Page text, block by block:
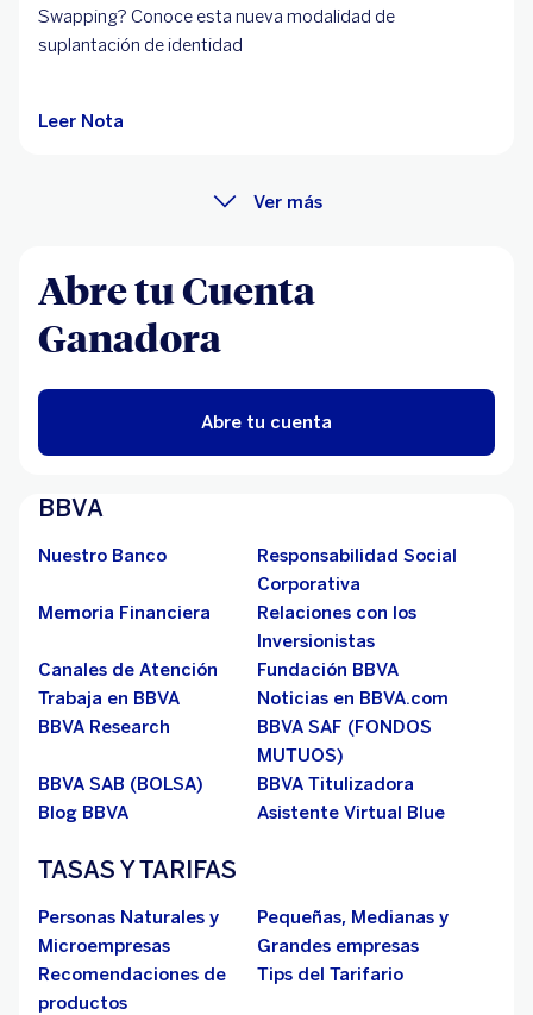
Swapping? Conoce esta nueva modalidad de
suplantación de identidad
Leer Nota
Ver más
Abre tu Cuenta
Ganadora
Abre tu cuenta
BBVA
Nuestro Banco
Responsabilidad Social
Corporativa
Memoria Financiera
Relaciones con los
Inversionistas
Canales de Atención
Fundación BBVA
Trabaja en BBVA
Noticias en BBVA.com
BBVA Research
BBVA SAF (FONDOS
MUTUOS)
BBVA SAB (BOLSA)
BBVA Titulizadora
Blog BBVA
Asistente Virtual Blue
TASAS Y TARIFAS
Personas Naturales y
Microempresas
Pequeñas, Medianas y
Grandes empresas
Recomendaciones de
productos
Tips del Tarifario